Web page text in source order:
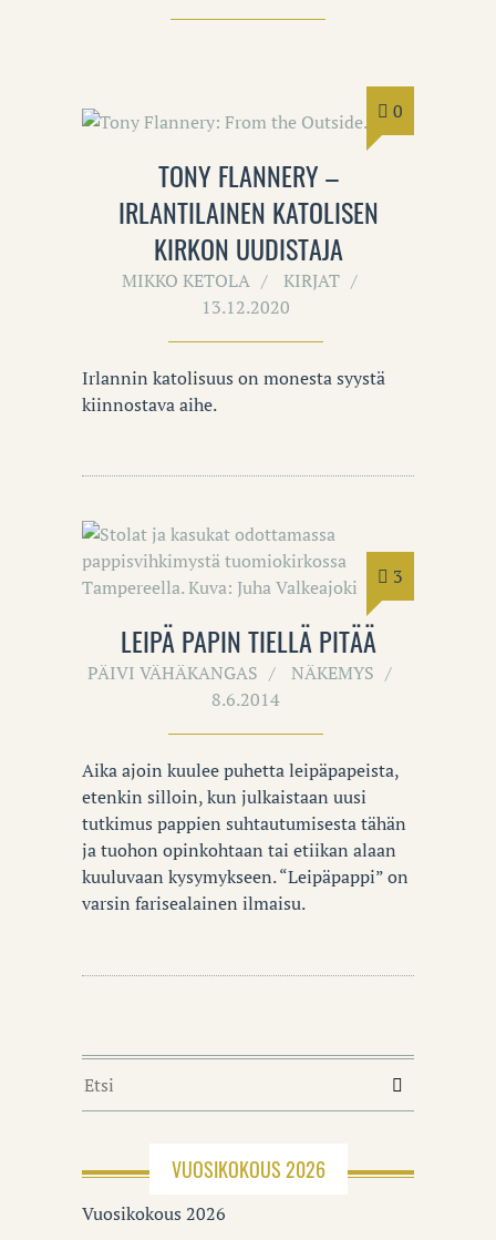
0
TONY FLANNERY –
IRLANTILAINEN KATOLISEN
KIRKON UUDISTAJA
MIKKO KETOLA
KIRJAT
13.12.2020
Irlannin katolisuus on monesta syystä
kiinnostava aihe.
3
LEIPÄ PAPIN TIELLÄ PITÄÄ
PÄIVI VÄHÄKANGAS
NÄKEMYS
8.6.2014
Aika ajoin kuulee puhetta leipäpapeista,
etenkin silloin, kun julkaistaan uusi
tutkimus pappien suhtautumisesta tähän
ja tuohon opinkohtaan tai etiikan alaan
kuuluvaan kysymykseen. “Leipäpappi” on
varsin farisealainen ilmaisu.
VUOSIKOKOUS 2026
Vuosikokous 2026